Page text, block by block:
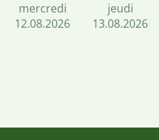
mercredi
12.08.2026
jeudi
13.08.2026